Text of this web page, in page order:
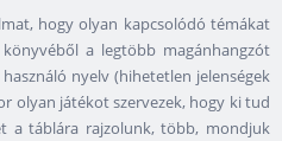
hogy olyan kapcsolódó témákat
a legtöbb magánhangzót
nyelv (hihetetlen jelenségek
olyan játékot szervezek, hogy ki tud
a táblára rajzolunk, több, mondjuk